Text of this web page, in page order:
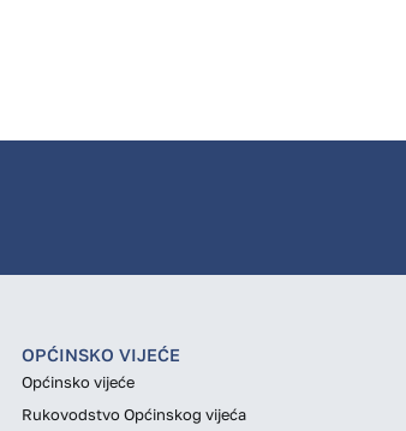
OPĆINSKO VIJEĆE
Općinsko vijeće
Rukovodstvo Općinskog vijeća